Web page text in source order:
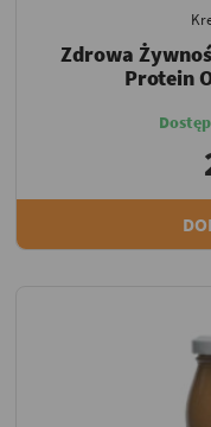
Zdrowa
Protein